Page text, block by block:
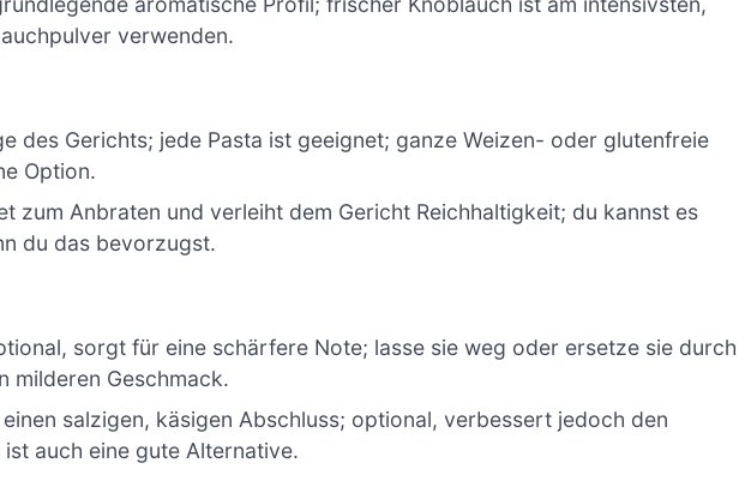
verwenden.
des Gerichts; jede Pasta ist geeignet; ganze Weizen- oder glutenfreie
Option.
zum Anbraten und verleiht dem Gericht Reichhaltigkeit; du kannst es
du das bevorzugst.
sorgt für eine schärfere Note; lasse sie weg oder ersetze sie durch
milderen Geschmack.
salzigen, käsigen Abschluss; optional, verbessert jedoch den
auch eine gute Alternative.